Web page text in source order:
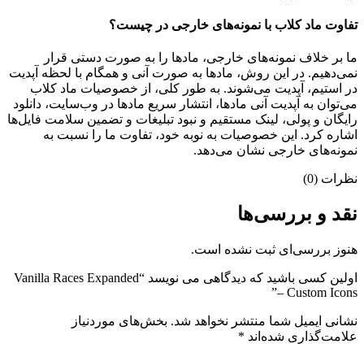
تفاوت ماد کلاب با نمونه‌های خارجی در چیست؟
ما بر خلاف نمونه‌های خارجی، مادها را به صورت دستی قرار
نمی‌دهیم. در این روش، مادها به صورت آنی و همگام با لحظه آپدیت
در استیم، آپدیت می‌شوند. به طور کلی، از خصوصیات ماد کلاب
می‌‌توان به آپدیت آنی مادها، انتشار سریع مادها در وب‌سایت، دانلود
رایگان و پولی، لینک مستقیم و نبود تبلیغات و تضمین سلامت فایل‌ها
اشاره کرد. این خصوصیات به نوبه خود، تفاوت ما را نسبت به
نمونه‌های خارجی نشان می‌دهد.
نظرات (0)
نقد و بررسی‌ها
هنوز بررسی‌ای ثبت نشده است.
اولین کسی باشید که دیدگاهی می نویسد “Vanilla Races Expanded
– Custom Icons”
نشانی ایمیل شما منتشر نخواهد شد. بخش‌های موردنیاز
علامت‌گذاری شده‌اند *